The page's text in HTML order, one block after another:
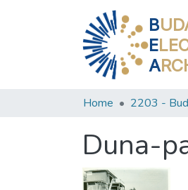
B
E
A
Home 2203 -
Duna-